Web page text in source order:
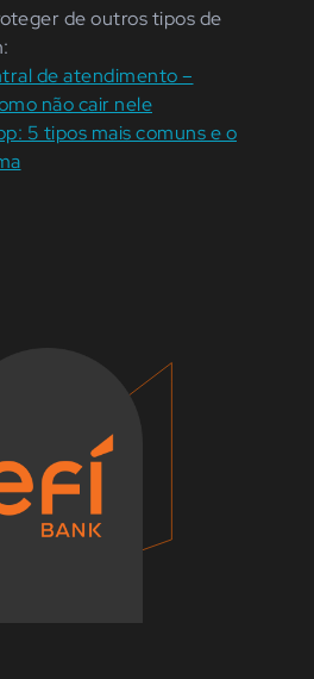
de outros tipos de
de atendimento –
não cair nele
5 tipos mais comuns e o